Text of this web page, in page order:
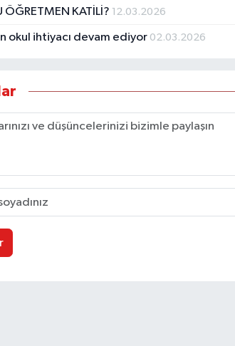
ÖĞRETMEN KATİLİ? 12.03.2026
okul ihtiyacı devam ediyor 02.03.2026